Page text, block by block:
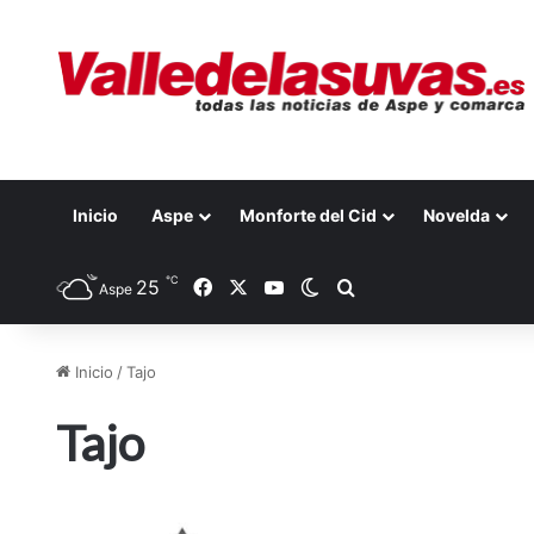
Inicio Aspe Monforte del Cid Novelda
Aspe 25 ℃ FacebookYouTubeSwitch skin
Inicio /Tajo
Tajo